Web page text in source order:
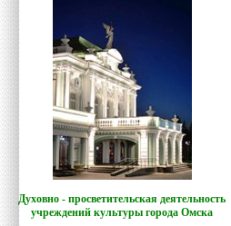
Духовно - просветительская деятельность
учреждений культуры города Омска